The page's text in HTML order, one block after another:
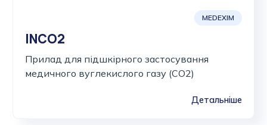
MEDEXIM
INCO2
Прилад для підшкірного застосування
медичного вуглекислого газу (CO2)
Детальніше